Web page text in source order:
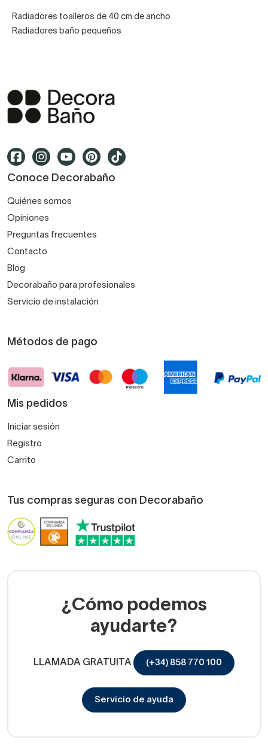
Radiadores toalleros de 40 cm de ancho
Radiadores baño pequeños
Conoce Decorabaño
Quiénes somos
Opiniones
Preguntas frecuentes
Contacto
Blog
Decorabaño para profesionales
Servicio de instalación
Métodos de pago
Mis pedidos
Iniciar sesión
Registro
Carrito
Tus compras seguras con Decorabaño
¿Cómo podemos
ayudarte?
LLAMADA GRATUITA (+34) 858 770 100
Servicio de ayuda